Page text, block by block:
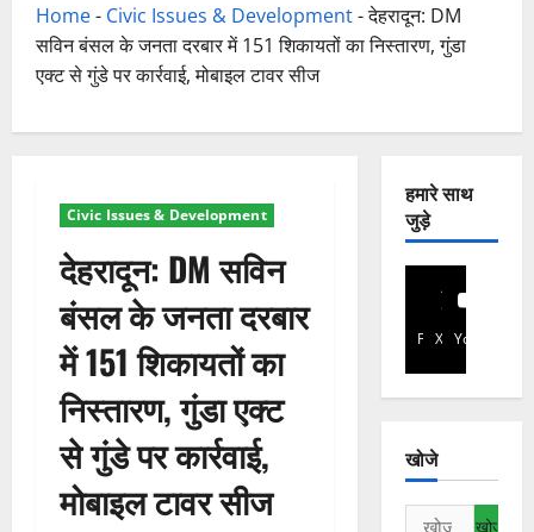
Home- Civic Issues & Development-देहरादून: DM
सविन बंसल के जनता दरबार में 151 शिकायतों का निस्तारण, गुंडा
एक्ट से गुंडे पर कार्रवाई, मोबाइल टावर सीज
Civic Issues & Development
देहरादून: DM सविन
बंसल के जनता दरबार
में 151 शिकायतों का
निस्तारण, गुंडा एक्ट
से गुंडे पर कार्रवाई,
मोबाइल टावर सीज
हमारे साथ
जुड़े
Facebook
X YouTube
खोजे
निम्न